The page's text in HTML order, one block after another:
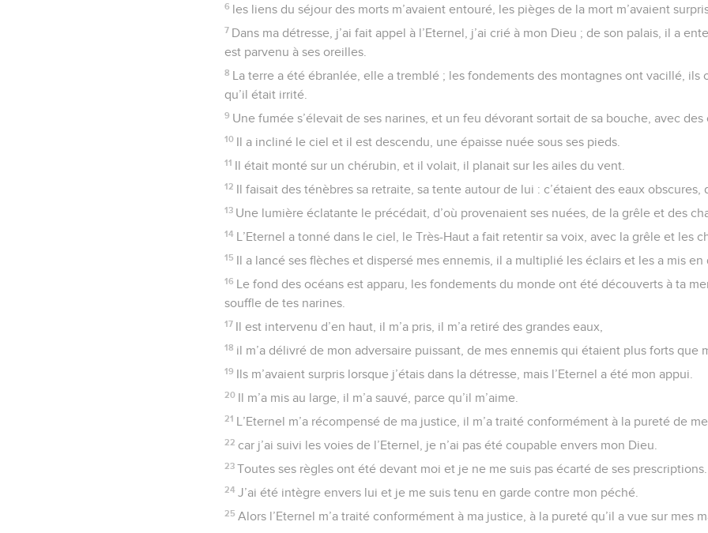
6 les liens du séjour des morts m’avaient entouré, les pièges de la mort m’avaient
7 Dans ma détresse, j’ai fait appel à l’Eternel, j’ai crié à mon Dieu ; de son palais, il a
est parvenu à ses oreilles.
8 La terre a été ébranlée, elle a tremblé ; les fondements des montagnes ont vacillé, ils
qu’il était irrité.
9 Une fumée s’élevait de ses narines, et un feu dévorant sortait de sa bouche, avec des
10 Il a incliné le ciel et il est descendu, une épaisse nuée sous ses pieds.
11 Il était monté sur un chérubin, et il volait, il planait sur les ailes du vent.
12 Il faisait des ténèbres sa retraite, sa tente autour de lui : c’étaient des eaux obscures,
13 Une lumière éclatante le précédait, d’où provenaient ses nuées, de la grêle et des
14 L’Eternel a tonné dans le ciel, le Très-Haut a fait retentir sa voix, avec la grêle et les
15 Il a lancé ses flèches et dispersé mes ennemis, il a multiplié les éclairs et les a mis en
16 Le fond des océans est apparu, les fondements du monde ont été découverts à ta
souffle de tes narines.
17 Il est intervenu d’en haut, il m’a pris, il m’a retiré des grandes eaux,
18 il m’a délivré de mon adversaire puissant, de mes ennemis qui étaient plus forts que
19 Ils m’avaient surpris lorsque j’étais dans la détresse, mais l’Eternel a été mon appui.
20 Il m’a mis au large, il m’a sauvé, parce qu’il m’aime.
21 L’Eternel m’a récompensé de ma justice, il m’a traité conformément à la pureté de
22 car j’ai suivi les voies de l’Eternel, je n’ai pas été coupable envers mon Dieu.
23 Toutes ses règles ont été devant moi et je ne me suis pas écarté de ses prescriptions.
24 J’ai été intègre envers lui et je me suis tenu en garde contre mon péché.
25 Alors l’Eternel m’a traité conformément à ma justice, à la pureté qu’il a vue sur mes